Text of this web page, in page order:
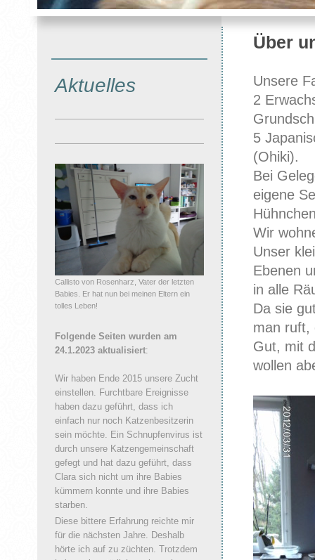
Über
Unsere
2
5
(Ohiki).
Bei
eigene
Wir
Unser
Ebenen
in alle
Da sie
man ruft,
Gut, mit
wollen
Aktuelles
Callisto von Rosenharz, Vater der letzten
Babies. Er hat nun bei meinen Eltern ein
tolles Leben!
Folgende Seiten wurden am
24.1.2023 aktualisiert:
Wir haben Ende 2015 unsere Zucht
einstellen. Furchtbare Ereignisse
haben dazu geführt, dass ich
einfach nur noch Katzenbesitzerin
sein möchte. Ein Schnupfenvirus ist
durch unsere Katzengemeinschaft
gefegt und hat dazu geführt, dass
Clara sich nicht um ihre Babies
kümmern konnte und ihre Babies
starben.
Diese bittere Erfahrung reichte mir
für die nächsten Jahre. Deshalb
hörte ich auf zu züchten. Trotzdem